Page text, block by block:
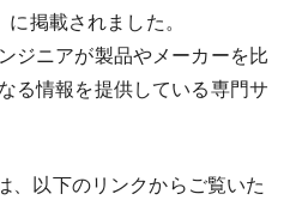
に掲載されました。
ジニアが製品やメーカーを比
る情報を提供している専門サ
、以下のリンクからご覧いた